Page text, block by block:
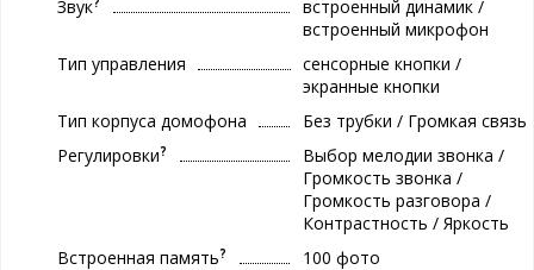
Звук
встроенный динамик /
встроенный микрофон
Тип управления
сенсорные кнопки /
экранные кнопки
Тип корпуса домофона
Без трубки / Громкая связь
Регулировки?
Выбор мелодии звонка /
Громкость звонка /
Громкость разговора /
Контрастность / Яркость
Встроенная память?
100 фото